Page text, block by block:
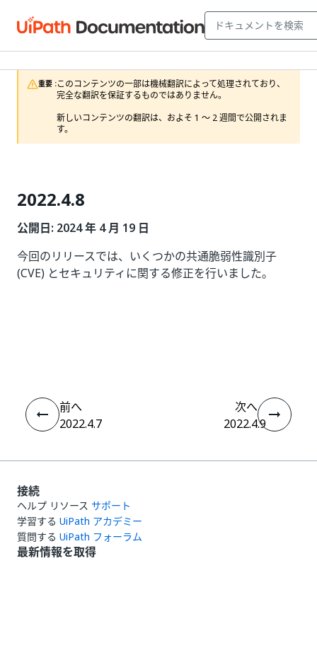
重要 :このコンテンツの一部は機械翻訳によって処理されており、
完全な翻訳を保証するものではありません。
新しいコンテンツの翻訳は、およそ 1 ～ 2 週間で公開されま
す。
2022.4.8
公開日: 2024 年 4 月 19 日
今回のリリースでは、いくつかの共通脆弱性識別子
(CVE) とセキュリティに関する修正を行いました。
前へ
2022.4.7
次へ
2022.4.9
接続
ヘルプ リソース サポート
学習する UiPath アカデミー
質問する UiPath フォーラム
最新情報を取得